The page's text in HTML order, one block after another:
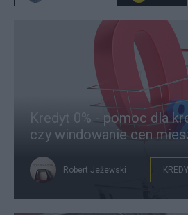
Kredyt 0% - pomoc dla
czy windowanie cen
Robert Jeżewski